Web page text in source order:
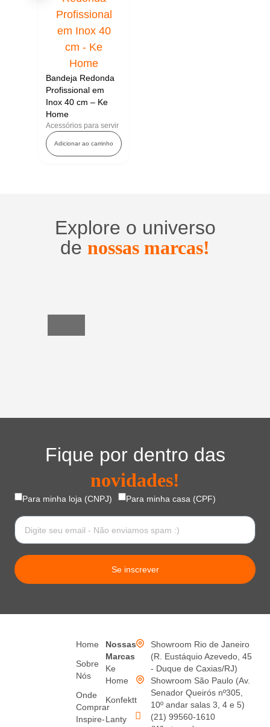
Bandeja Redonda
Profissional em
Inox 40 cm – Ke
Home
Acessórios para servir
Adicionar ao carrinho
Explore o universo
de nossas marcas!
Fique por dentro das
novidades!
Para minha loja (CNPJ) Para minha casa (CPF)
Se inscrever
Home
Sobre
Nós
Onde
Comprar
Inspire-
Nossas
Marcas
Ke
Home
Konfektt
Lanty
Showroom Rio de Janeiro
(R. Eustáquio Azevedo, 45
- Duque de Caxias/RJ)
Showroom São Paulo (Av.
Senador Queirós nº305,
10º andar salas 3, 4 e 5)
(21) 99560-1610